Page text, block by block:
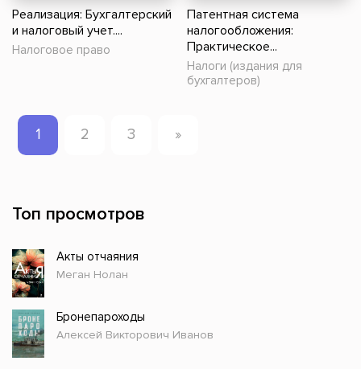
Реализация: Бухгалтерский
и налоговый учет....
Налоговое право
Патентная система
налогообложения:
Практическое...
Налоги (издания для
бухгалтеров)
1 2 3 »
Топ просмотров
Акты отчаяния
Меган Нолан
Бронепароходы
Алексей Викторович Иванов